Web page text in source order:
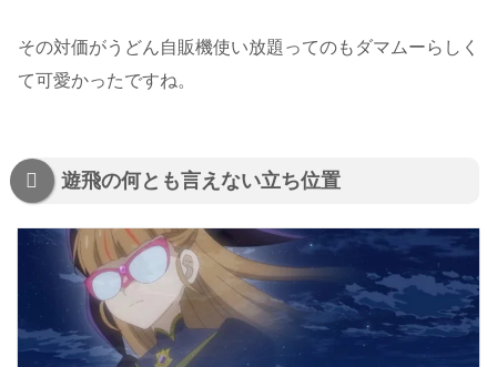
その対価がうどん自販機使い放題ってのもダマムーらしく
て可愛かったですね。
遊飛の何とも言えない立ち位置